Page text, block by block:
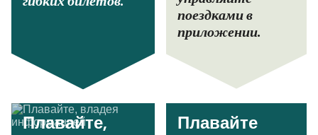
поездками в
приложении.
Плавайте,
Плавайте